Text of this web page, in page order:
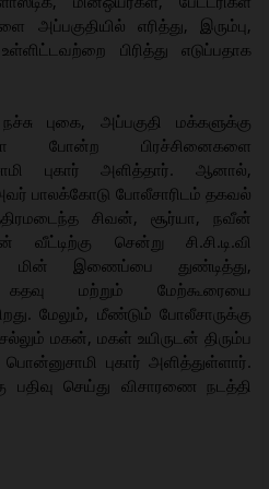
எரித்து, இரும்பு,
பிரித்து எடுப்பதாக
புகை, அப்பகுதி மக்களுக்கு
போன்ற பிரச்சினைகளை
புகார் அளித்தார். ஆனால்,
பாலக்கோடு போலீசாரிடம் தகவல்
சிவன், சூர்யா, நவீன்
சென்று சி.சி.டி.வி
மின் இணைப்பை துண்டித்து,
மற்றும் மேற்கூரையை
மேலும், மீண்டும் போலீசாருக்கு
மகன், மகள் உயிருடன் திரும்ப
புகார் அளித்துள்ளார்.
செய்து விசாரணை நடத்தி